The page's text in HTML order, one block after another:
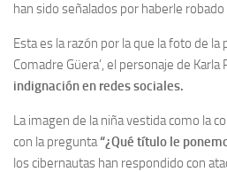
han sido señalados por haberle robado
Esta es la razón por la que la foto de la
Comadre Güera’, el personaje de Karla
indignación en redes sociales.
La imagen de la niña vestida como la
con la pregunta“¿Qué título le
los cibernautas han respondido con